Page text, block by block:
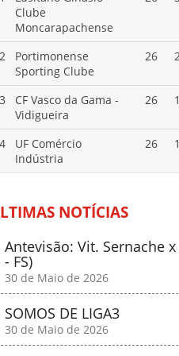
Clube
Moncarapachense
Portimonense
Sporting Clube
26
CF Vasco da Gama -
Vidigueira
26
UF Comércio
Indústria
26
NOTÍCIAS
Antevisão: Vit. Sernache
- FS)
30 de Maio de 2026
SOMOS DE LIGA3
30 de Maio de 2026